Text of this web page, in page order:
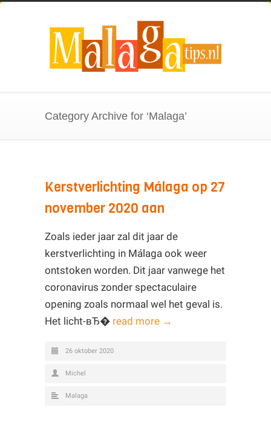
Category Archive for ‘Malaga’
Kerstverlichting Málaga op 27
november 2020 aan
Zoals ieder jaar zal dit jaar de
kerstverlichting in Málaga ook weer
ontstoken worden. Dit jaar vanwege het
coronavirus zonder spectaculaire
opening zoals normaal wel het geval is.
Het licht-вЂ� read more →
26 oktober 2020
Michel
Malaga